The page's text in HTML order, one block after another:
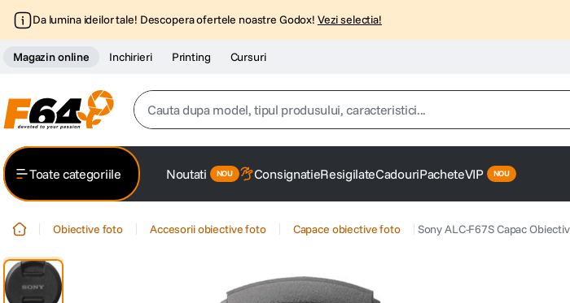
Da lumina ideilor tale! Descopera ofertele noastre Godox! Vezi selectia!
Magazin online Inchirieri Printing Cursuri
Cauta dupa model, tipul produsului, caracteristici...
2. trepied
Toate categoriile Noutati ConsignatieResigilateCadouriPacheteVIP
Obiective foto Accesorii obiective foto Capace obiective foto Sony ALC-F67S Capac